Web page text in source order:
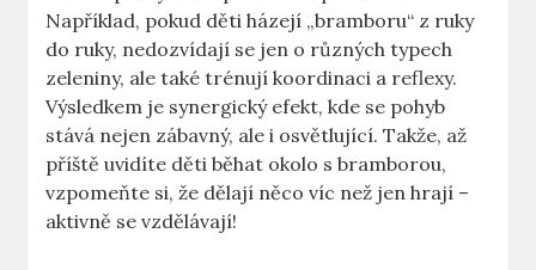
Například, pokud děti házejí „bramboru“ z ruky
do ruky, nedozvídají se jen o různých typech
zeleniny, ale také trénují koordinaci a reflexy.
Výsledkem je synergický efekt, kde se pohyb
stává nejen zábavný, ale i osvětlující. Takže, až
příště uvidíte děti běhat okolo s bramborou,
vzpomeňte si, že dělají něco víc než jen hrají –
aktivně se vzdělávají!